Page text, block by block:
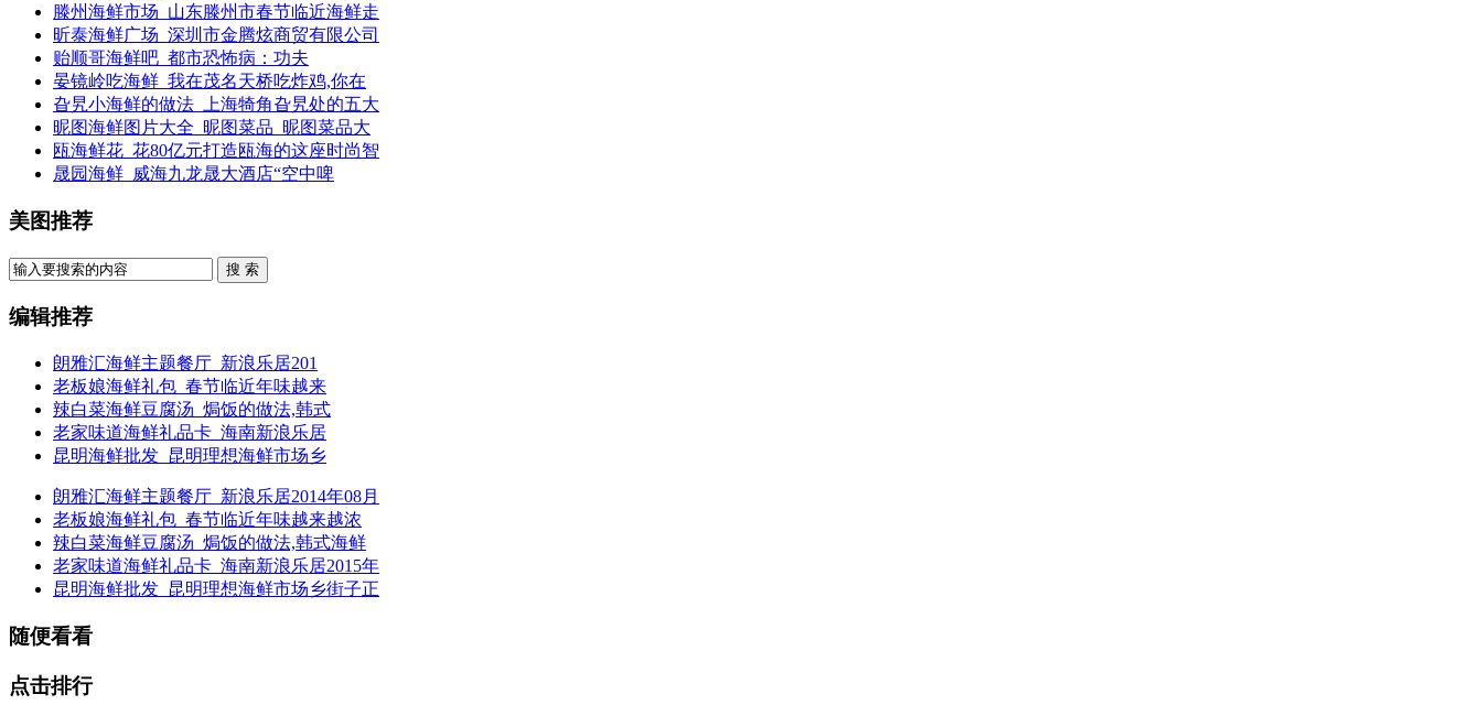
滕州海鲜市场_山东滕州市春节临近海鲜走
昕泰海鲜广场_深圳市金腾炫商贸有限公司
贻顺哥海鲜吧_都市恐怖病：功夫
晏镜岭吃海鲜_我在茂名天桥吃炸鸡,你在
旮旯小海鲜的做法_上海犄角旮旯处的五大
昵图海鲜图片大全_昵图菜品_昵图菜品大
瓯海鲜花_花80亿元打造瓯海的这座时尚智
晟园海鲜_威海九龙晟大酒店“空中啤
美图推荐
搜 索
编辑推荐
朗雅汇海鲜主题餐厅_新浪乐居201
老板娘海鲜礼包_春节临近年味越来
辣白菜海鲜豆腐汤_焗饭的做法,韩式
老家味道海鲜礼品卡_海南新浪乐居
昆明海鲜批发_昆明理想海鲜市场乡
朗雅汇海鲜主题餐厅_新浪乐居2014年08月
老板娘海鲜礼包_春节临近年味越来越浓
辣白菜海鲜豆腐汤_焗饭的做法,韩式海鲜
老家味道海鲜礼品卡_海南新浪乐居2015年
昆明海鲜批发_昆明理想海鲜市场乡街子正
随便看看
点击排行